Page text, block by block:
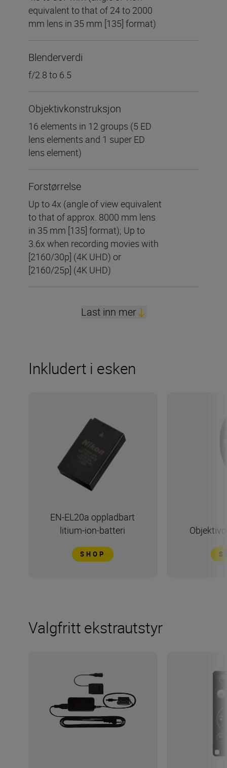
equivalent to that of 24 to 2000
mm lens in 35 mm [135] format)
Blenderverdi
f/2.8 to 6.5
Objektivkonstruksjon
16 elements in 12 groups (5 ED
lens elements and 1 super ED
lens element)
Forstørrelse
Up to 4x (angle of view equivalent
to that of approx. 8000 mm lens
in 35 mm [135] format); Up to
3.6x when recording movies with
[2160/30p] (4K UHD) or
[2160/25p] (4K UHD)
Last inn mer
Inkludert i esken
EN-EL20a oppladbart
litium-ion-batteri
SHOP
Valgfritt ekstrautstyr